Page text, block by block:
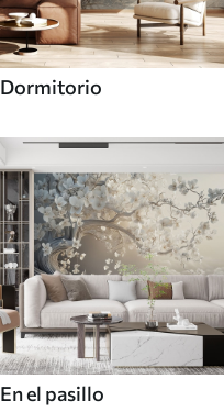
Dormitorio
En el pasillo